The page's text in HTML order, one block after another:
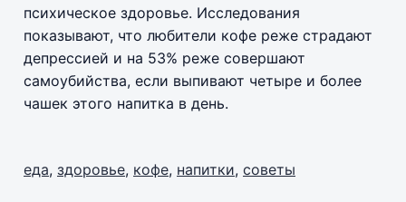
психическое здоровье. Исследования
показывают, что любители кофе реже страдают
депрессией и на 53% реже совершают
самоубийства, если выпивают четыре и более
чашек этого напитка в день.
еда, здоровье, кофе, напитки, советы